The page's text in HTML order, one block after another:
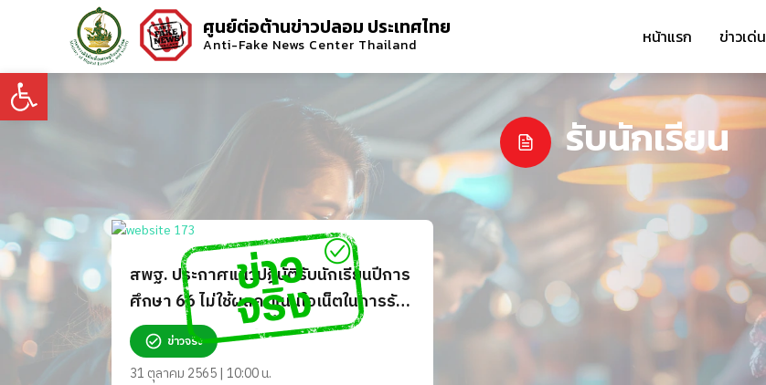
Open toolbar
ศูนย์ต่อต้านข่าวปลอม ประเทศไทย
Anti-Fake News Center Thailand หน้าแรก ข่าวเด่น
รับนักเรียน
สพฐ. ประกาศแนวปฎิบัติรับนักเรียนปีการ
ศึกษา 66 ไม่ใช้ผลคะแนนโอเน็ตในการรับ
เข้าศึกษาต่อในระดับชั้นม.1 และม.4 จริง
หรือ?ข่าวจริง
31 ตุลาคม 2565 | 10:00 น.